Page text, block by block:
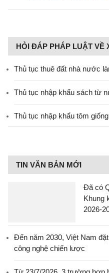
HỎI ĐÁP PHÁP LUẬT VỀ
Thủ tục thuê đất nhà nước
Thủ tục nhập khẩu sách từ
Thủ tục nhập khẩu tôm
TIN VĂN BẢN MỚI
Đã có
Khung
2026-
Đến năm 2030, Việt Nam
công nghệ chiến lược